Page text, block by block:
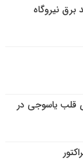
برق نیروگاه
یاسوجی در